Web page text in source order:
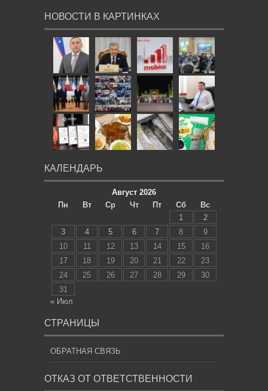
НОВОСТИ В КАРТИНКАХ
КАЛЕНДАРЬ
Август 2026
Пн
Вт Ср Чт Пт Сб
Вс
1
2
3
4 5 6 7 8
9
10
11 12 13 14 15
16
17
18 19 20 21 22
23
24
25 26 27 28 29
30
31
« Июл
СТРАНИЦЫ
ОБРАТНАЯ СВЯЗЬ
ОТКАЗ ОТ ОТВЕТСТВЕННОСТИ